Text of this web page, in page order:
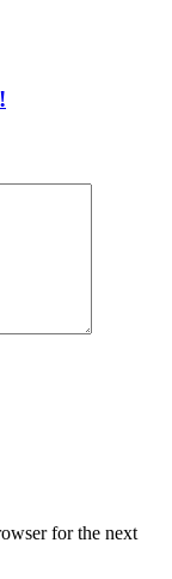
for the next